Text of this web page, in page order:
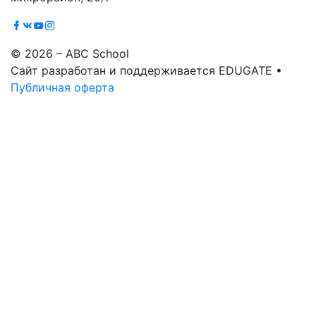
© 2026 – ABC School
Сайт разработан и поддерживается EDUGATE •
Публичная оферта